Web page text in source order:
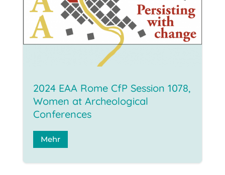
2024 EAA Rome CfP Session 1078,
Women at Archeological
Conferences
Mehr